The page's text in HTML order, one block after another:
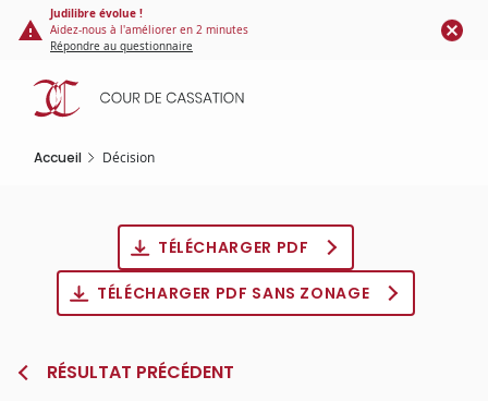
Panneau de gestion des cookies
contenu
principal
Judilibre évolue !
Aidez-nous à l'améliorer en 2 minutes
Répondre au questionnaire
Accueil Décision
TÉLÉCHARGER PDF
TÉLÉCHARGER PDF SANS ZONAGE
RÉSULTAT PRÉCÉDENT